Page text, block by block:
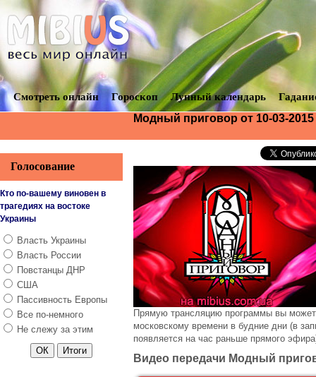
Смотреть онлайн Гороскоп Лунный календарь
Модный приговор от 10-03-
Прямую трансляцию программы вы
московскому времени в будние дни (в
появляется на час раньше прямого
Видео передачи Модный
Голосование
Кто по-вашему виновен в
трагедиях на востоке
Украины
Власть Украины
Власть России
Повстанцы ДНР
США
Пассивность Европы
Все по-немного
Не слежу за этим